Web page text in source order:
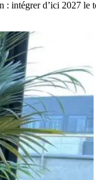
intégrer d’ici 2027 le